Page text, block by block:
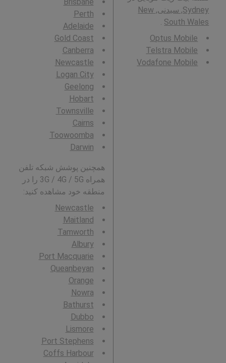
Sydney, سیدنی, New
South Wales
.
Optus Mobile
Telstra Mobile
Vodafone Mobile
Perth
Adelaide
Gold Coast
Canberra
Newcastle
Logan City
Geelong
Hobart
Townsville
Cairns
Toowoomba
Darwin
همچنین پوشش شبکه تلفن
همراه 3G / 4G / 5G را در
منطقه خود مشاهده کنید:
Newcastle
Maitland
Tamworth
Albury
Port Macquarie
Queanbeyan
Orange
Nowra
Bathurst
Dubbo
Lismore
Port Stephens
Coffs Harbour